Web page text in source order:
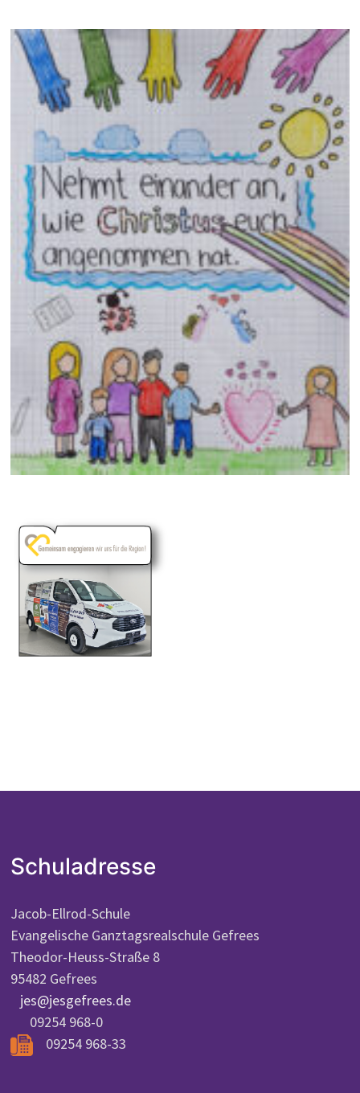
Schuladresse
Jacob-Ellrod-Schule
Evangelische Ganztagsrealschule Gefrees
Theodor-Heuss-Straße 8
95482 Gefrees
jes@jesgefrees.de
09254 968-0
09254 968-33